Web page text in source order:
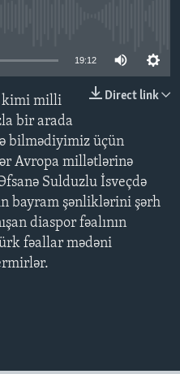
19:12
Direct link
kimi milli
bir arada
bilmədiyimiz üçün
Avropa millətlərinə
Sulduzlu İsveçdə
bayram şənliklərini şərh
diaspor fəalının
fəallar mədəni